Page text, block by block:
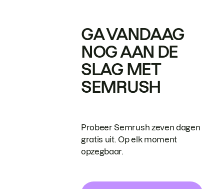
GA VANDAAG
NOG AAN DE
SLAG MET
SEMRUSH
Probeer Semrush zeven dagen
gratis uit. Op elk moment
opzegbaar.